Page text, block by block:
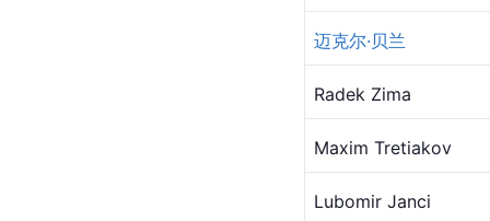
迈克尔·贝兰
Radek Zima
Maxim Tretiakov
Lubomir Janci